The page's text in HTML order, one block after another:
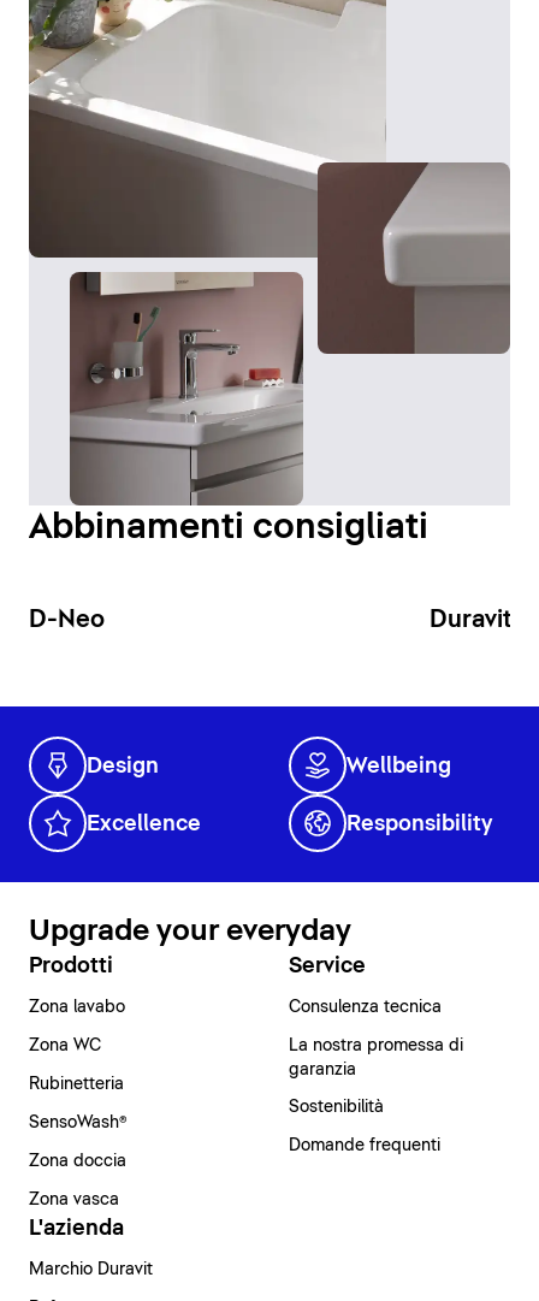
Abbinamenti consigliati
D-Neo Duravit
Design Wellbeing
Excellence Responsibility
Upgrade your everyday
Prodotti
Zona lavabo
Zona WC
Rubinetteria
SensoWash®
Zona doccia
Zona vasca
Service
Consulenza tecnica
La nostra promessa di
garanzia
Sostenibilità
Domande frequenti
L'azienda
Marchio Duravit